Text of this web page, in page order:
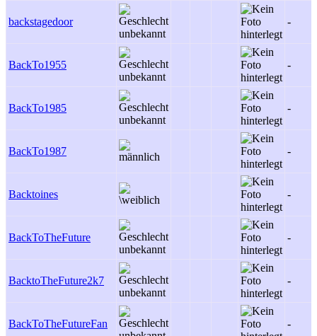
backstagedoor -
BackTo1955 -
BackTo1985 -
BackTo1987 -
Backtoines -
BackToTheFuture -
BacktoTheFuture2k7 -
BackToTheFutureFan -